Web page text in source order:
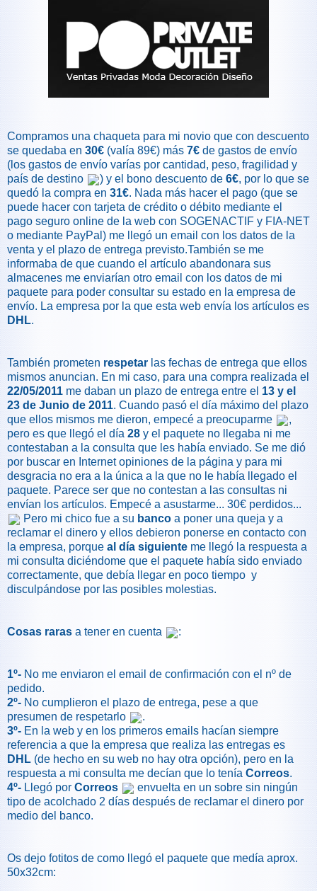
Compramos una chaqueta para mi novio que con descuento
se quedaba en 30€ (valía 89€) más 7€ de gastos de envío
(los gastos de envío varías por cantidad, peso, fragilidad y
país de destino
) y el bono descuento de6€, por lo que se
quedó la compra en 31€. Nada más hacer el pago (que se
puede hacer con tarjeta de crédito o débito mediante el
pago seguro online de la web con SOGENACTIF y FIA-NET
o mediante PayPal) me llegó un email con los datos de la
venta y el plazo de entrega previsto.También se me
informaba de que cuando el artículo abandonara sus
almacenes me enviarían otro email con los datos de mi
paquete para poder consultar su estado en la empresa de
envío. La empresa por la que esta web envía los artículos es
DHL.
También prometen respetar las fechas de entrega que ellos
mismos anuncian. En mi caso, para una compra realizada el
22/05/2011 me daban un plazo de entrega entre el 13 y el
23 de Junio de 2011. Cuando pasó el día máximo del plazo
que ellos mismos me dieron, empecé a preocuparme
,
pero es que llegó el día 28 y el paquete no llegaba ni me
contestaban a la consulta que les había enviado. Se me dió
por buscar en Internet opiniones de la página y para mi
desgracia no era a la única a la que no le había llegado el
paquete. Parece ser que no contestan a las consultas ni
envían los artículos. Empecé a asustarme... 30€ perdidos...
Pero mi chico fue a su banco a poner una queja y a
reclamar el dinero y ellos debieron ponerse en contacto con
la empresa, porque al día siguiente me llegó la respuesta a
mi consulta diciéndome que el paquete había sido enviado
correctamente, que debía llegar en poco tiempo y
disculpándose por las posibles molestias.
Cosas raras a tener en cuenta :
1º- No me enviaron el email de confirmación con el nº de
pedido.
2º- No cumplieron el plazo de entrega, pese a que
presumen de respetarlo
.
3º- En la web y en los primeros emails hacían siempre
referencia a que la empresa que realiza las entregas es
DHL (de hecho en su web no hay otra opción), pero en la
respuesta a mi consulta me decían que lo tenía Correos.
4º- Llegó por Correos
envuelta en un sobre sin ningún
tipo de acolchado 2 días después de reclamar el dinero por
medio del banco.
Os dejo fotitos de como llegó el paquete que medía aprox.
50x32cm: